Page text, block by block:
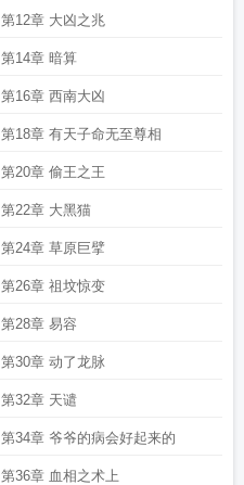
第12章 大凶之兆
第14章 暗算
第16章 西南大凶
第18章 有天子命无至尊相
第20章 偷王之王
第22章 大黑猫
第24章 草原巨擘
第26章 祖坟惊变
第28章 易容
第30章 动了龙脉
第32章 天谴
第34章 爷爷的病会好起来的
第36章 血相之术上